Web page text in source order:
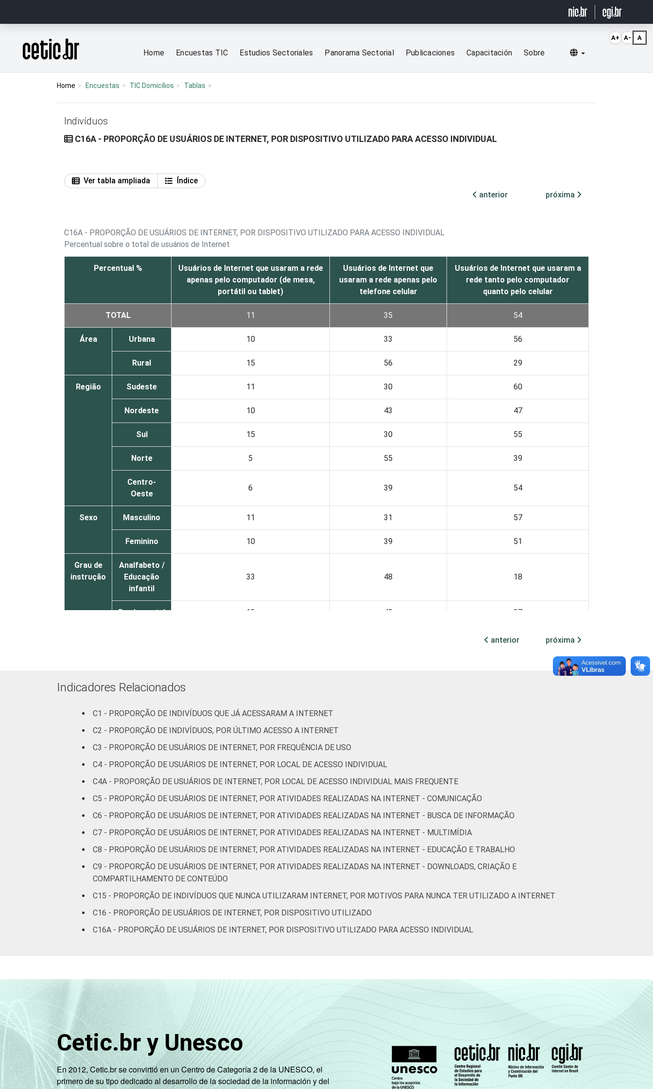
Página inicial
Home Encuestas TIC Estudios Sectoriales Panorama Sectorial Publicaciones Capacitación Sobre Selecionar idioma
Home Encuestas TIC Domicílios Tablas
Indivíduos
C16A - PROPORÇÃO DE USUÁRIOS DE INTERNET, POR DISPOSITIVO UTILIZADO PARA ACESSO INDIVIDUAL
Ver tabla ampliada
Índice
anterior
próxima
C16A - PROPORÇÃO DE USUÁRIOS DE INTERNET, POR DISPOSITIVO UTILIZADO PARA ACESSO INDIVIDUAL
Percentual sobre o total de usuários de Internet
Percentual %
Usuários de Internet que usaram a rede
apenas pelo computador (de mesa,
portátil ou tablet)
Usuários de Internet que
usaram a rede apenas pelo
telefone celular
Usuários de Internet que usaram a
rede tanto pelo computador
quanto pelo celular
TOTAL 11 35 54
Área Urbana 10 33 56
Rural 15 56 29
Região Sudeste 11 30 60
Nordeste 10 43 47
Sul 15 30 55
Norte 5 55 39
Centro-
Oeste
6 39 54
Sexo Masculino 11 31 57
Feminino 10 39 51
Grau de
instrução
Analfabeto /
Educação
infantil
33 48 18
Fundamental 13 49 37
53
Faixa
De 10 a 15
De 16 a 24
anos
3
anos
6 37
anos
12 32
De 45 a 59
anos
20 26
De 60 anos
ou mais
28 20 52
Renda
Familiar
Até 1 SM 12 59 28
SM até 2 SM
11 50
SM até 10
SM
Mais de 10
SM
8 10 82
anterior próxima
Indicadores Relacionados
C1 - PROPORÇÃO DE INDIVÍDUOS QUE JÁ ACESSARAM A INTERNET
C2 - PROPORÇÃO DE INDIVÍDUOS, POR ÚLTIMO ACESSO A INTERNET
C3 - PROPORÇÃO DE USUÁRIOS DE INTERNET, POR FREQUÊNCIA DE USO
C4 - PROPORÇÃO DE USUÁRIOS DE INTERNET, POR LOCAL DE ACESSO INDIVIDUAL
C4A - PROPORÇÃO DE USUÁRIOS DE INTERNET, POR LOCAL DE ACESSO INDIVIDUAL MAIS FREQUENTE
C5 - PROPORÇÃO DE USUÁRIOS DE INTERNET, POR ATIVIDADES REALIZADAS NA INTERNET - COMUNICAÇÃO
C6 - PROPORÇÃO DE USUÁRIOS DE INTERNET, POR ATIVIDADES REALIZADAS NA INTERNET - BUSCA DE INFORMAÇÃO
C7 - PROPORÇÃO DE USUÁRIOS DE INTERNET, POR ATIVIDADES REALIZADAS NA INTERNET - MULTIMÍDIA
C8 - PROPORÇÃO DE USUÁRIOS DE INTERNET, POR ATIVIDADES REALIZADAS NA INTERNET - EDUCAÇÃO E TRABALHO
C9 - PROPORÇÃO DE USUÁRIOS DE INTERNET, POR ATIVIDADES REALIZADAS NA INTERNET - DOWNLOADS, CRIAÇÃO E
COMPARTILHAMENTO DE CONTEÚDO
C15 - PROPORÇÃO DE INDIVÍDUOS QUE NUNCA UTILIZARAM INTERNET, POR MOTIVOS PARA NUNCA TER UTILIZADO A INTERNET
C16 - PROPORÇÃO DE USUÁRIOS DE INTERNET, POR DISPOSITIVO UTILIZADO
C16A - PROPORÇÃO DE USUÁRIOS DE INTERNET, POR DISPOSITIVO UTILIZADO PARA ACESSO INDIVIDUAL
Cetic.br y Unesco
En 2012, Cetic.br se convirtió en un Centro de Categoría 2 de la UNESCO, el
primero de su tipo dedicado al desarrollo de la sociedad de la información y del
A+ A- A